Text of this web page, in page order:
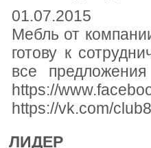
01.07.2015
Мебль от
готову к
все
https://
https://vk.com/
ЛИДЕР